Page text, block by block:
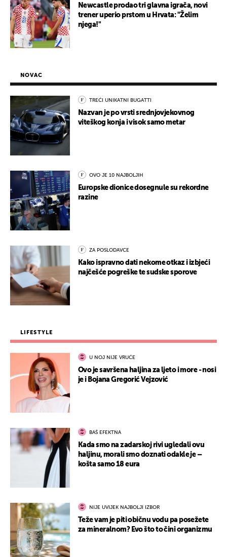
Newcastle prodao tri glavna igrača, novi
trener uperio prstom u Hrvata: "Želim
njega!"
NOVAC
TREĆI UNIKATNI BUGATTI
Nazvan je po vrsti srednjovjekovnog
viteškog konja i visok samo metar
OVO JE 10 NAJBOLJIH
Europske dionice dosegnule su rekordne
razine
ZA POSLODAVCE
Kako ispravno dati nekome otkaz i izbjeći
najčešće pogreške te sudske sporove
LIFESTYLE
U NOJ NIJE VRUĆE
Ovo je savršena haljina za ljeto i more - nosi
je i Bojana Gregorić Vejzović
BAŠ EFEKTNA
Kada smo na zadarskoj rivi ugledali ovu
haljinu, morali smo doznati odakle je –
košta samo 18 eura
NIJE UVIJEK NAJBOLJI IZBOR
Teže vam je piti običnu vodu pa posežete
za mineralnom? Evo što to čini organizmu